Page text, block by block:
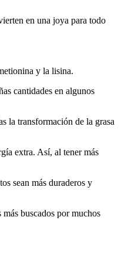
en una joya para todo
y la lisina.
cantidades en algunos
la transformación de la grasa
extra. Así, al tener más
sean más duraderos y
buscados por muchos